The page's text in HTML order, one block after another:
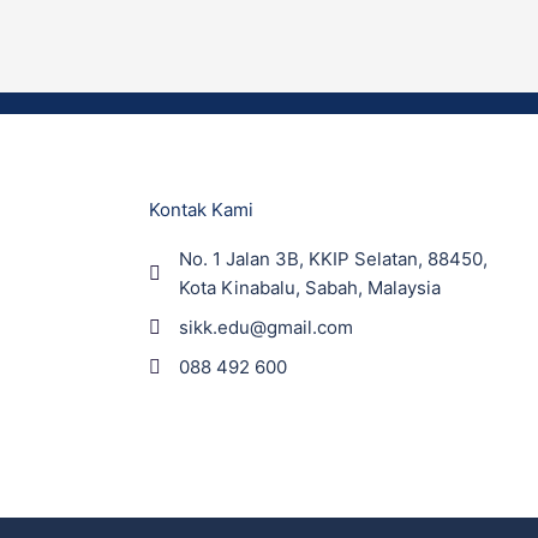
Kontak Kami
No. 1 Jalan 3B, KKIP Selatan, 88450,
Kota Kinabalu, Sabah, Malaysia
sikk.edu@gmail.com
088 492 600